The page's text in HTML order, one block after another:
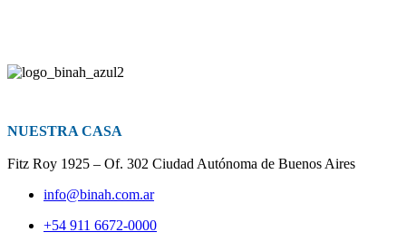
NUESTRA CASA
Fitz Roy 1925 – Of. 302 Ciudad Autónoma de Buenos Aires
info@binah.com.ar
+54 911 6672-0000